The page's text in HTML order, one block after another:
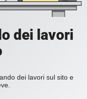
dei lavori
dei lavori sul sito e